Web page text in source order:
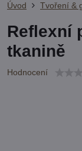
Úvod Tvoření &
Reflexní
tkanině
Hodnocení